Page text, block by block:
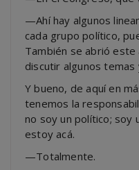
—Ahí hay algunos
cada grupo político,
También se abrió
discutir algunos temas
Y bueno, de aquí en
tenemos la
no soy un político; soy
estoy acá.
—Totalmente.